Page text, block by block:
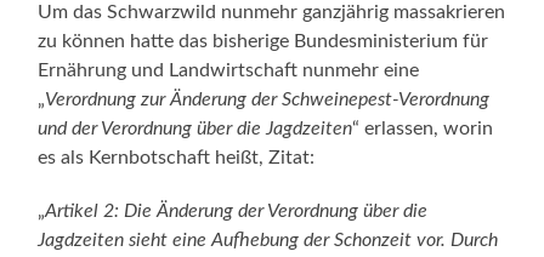
Um das Schwarzwild nunmehr ganzjährig massakrieren
zu können hatte das bisherige Bundesministerium für
Ernährung und Landwirtschaft nunmehr eine
„Verordnung zur Änderung der Schweinepest-Verordnung
und der Verordnung über die Jagdzeiten“ erlassen, worin
es als Kernbotschaft heißt, Zitat:
„Artikel 2: Die Änderung der Verordnung über die
Jagdzeiten sieht eine Aufhebung der Schonzeit vor. Durch